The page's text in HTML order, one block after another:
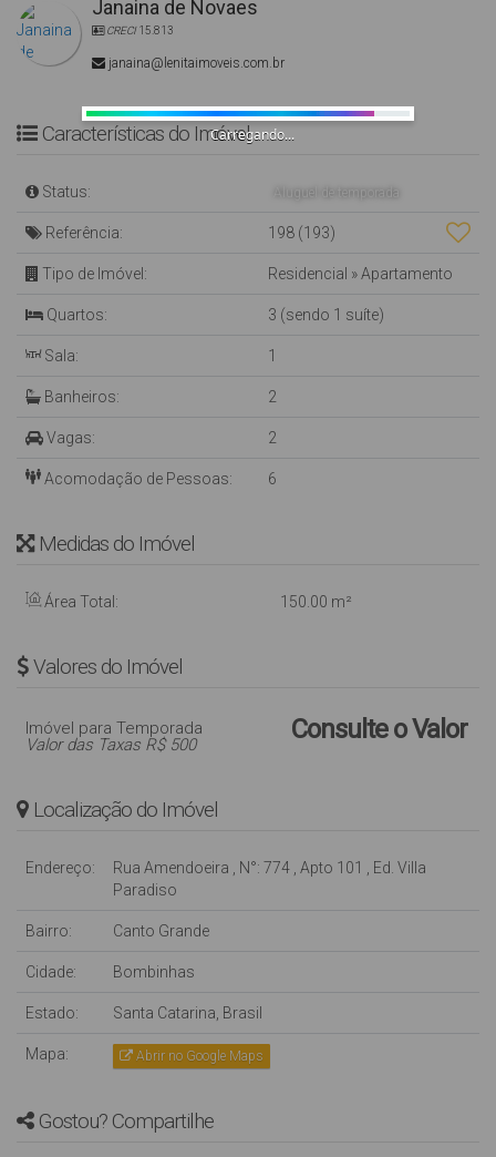
Janaina de Novaes
CRECI15.813
janaina@lenitaimoveis.com.br
Características do Imóvel
Status:
Referência: 198 (193)
Tipo de Imóvel: Residencial »Apartamento
Quartos: 3 (sendo 1 suíte)
Sala: 1
Banheiros: 2
Vagas: 2
Acomodação de Pessoas: 6
Medidas do Imóvel
Área Total: 150.00 m²
Valores do Imóvel
Consulte o Valor
Imóvel para Temporada
Valor das Taxas R$ 500
Localização do Imóvel
Endereço: Rua Amendoeira , N°: 774 , Apto 101 , Ed. Villa
Paradiso
Bairro: Canto Grande
Cidade: Bombinhas
Estado: Santa Catarina, Brasil
Mapa: Abrir no Google Maps
Gostou? Compartilhe
Carregando...